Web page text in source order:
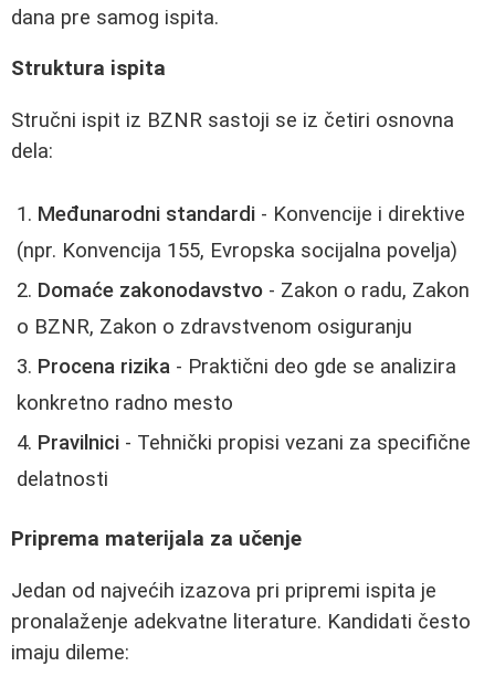
dana pre samog ispita.
Struktura ispita
Stručni ispit iz BZNR sastoji se iz četiri osnovna
dela:
Međunarodni standardi - Konvencije i direktive
(npr. Konvencija 155, Evropska socijalna povelja)
Domaće zakonodavstvo - Zakon o radu, Zakon
o BZNR, Zakon o zdravstvenom osiguranju
Procena rizika - Praktični deo gde se analizira
konkretno radno mesto
Pravilnici - Tehnički propisi vezani za specifične
delatnosti
Priprema materijala za učenje
Jedan od najvećih izazova pri pripremi ispita je
pronalaženje adekvatne literature. Kandidati često
imaju dileme: